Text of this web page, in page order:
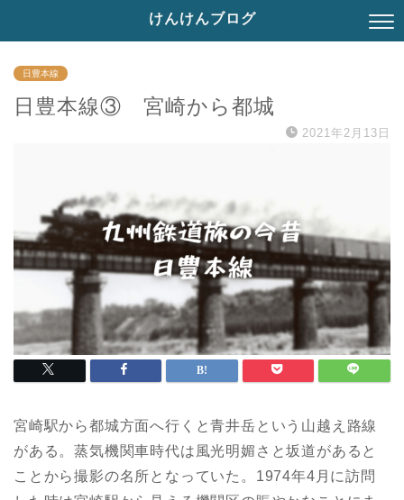
けんけんブログ
日豊本線
日豊本線③ 宮崎から都城
2021年2月13日
宮崎駅から都城方面へ行くと青井岳という山越え路線
がある。蒸気機関車時代は風光明媚さと坂道があると
ことから撮影の名所となっていた。1974年4月に訪問